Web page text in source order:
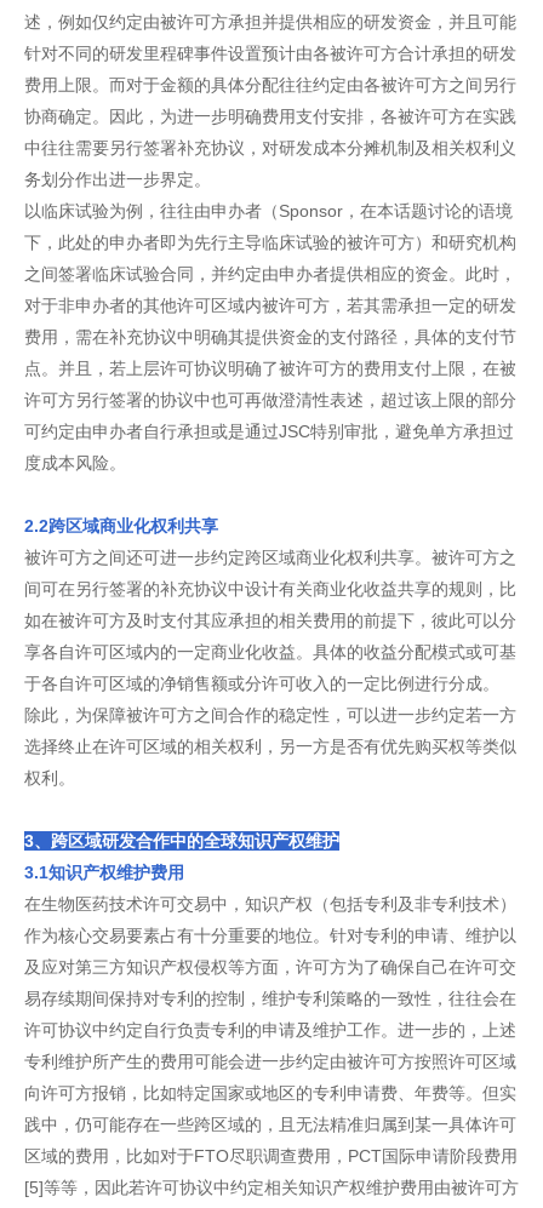
述，例如仅约定由被许可方承担并提供相应的研发资金，并且可能
针对不同的研发里程碑事件设置预计由各被许可方合计承担的研发
费用上限。而对于金额的具体分配往往约定由各被许可方之间另行
协商确定。因此，为进一步明确费用支付安排，各被许可方在实践
中往往需要另行签署补充协议，对研发成本分摊机制及相关权利义
务划分作出进一步界定。
以临床试验为例，往往由申办者（Sponsor，在本话题讨论的语境
下，此处的申办者即为先行主导临床试验的被许可方）和研究机构
之间签署临床试验合同，并约定由申办者提供相应的资金。此时，
对于非申办者的其他许可区域内被许可方，若其需承担一定的研发
费用，需在补充协议中明确其提供资金的支付路径，具体的支付节
点。并且，若上层许可协议明确了被许可方的费用支付上限，在被
许可方另行签署的协议中也可再做澄清性表述，超过该上限的部分
可约定由申办者自行承担或是通过JSC特别审批，避免单方承担过
度成本风险。
2.2跨区域商业化权利共享
被许可方之间还可进一步约定跨区域商业化权利共享。被许可方之
间可在另行签署的补充协议中设计有关商业化收益共享的规则，比
如在被许可方及时支付其应承担的相关费用的前提下，彼此可以分
享各自许可区域内的一定商业化收益。具体的收益分配模式或可基
于各自许可区域的净销售额或分许可收入的一定比例进行分成。
除此，为保障被许可方之间合作的稳定性，可以进一步约定若一方
选择终止在许可区域的相关权利，另一方是否有优先购买权等类似
权利。
3、跨区域研发合作中的全球知识产权维护
3.1知识产权维护费用
在生物医药技术许可交易中，知识产权（包括专利及非专利技术）
作为核心交易要素占有十分重要的地位。针对专利的申请、维护以
及应对第三方知识产权侵权等方面，许可方为了确保自己在许可交
易存续期间保持对专利的控制，维护专利策略的一致性，往往会在
许可协议中约定自行负责专利的申请及维护工作。进一步的，上述
专利维护所产生的费用可能会进一步约定由被许可方按照许可区域
向许可方报销，比如特定国家或地区的专利申请费、年费等。但实
践中，仍可能存在一些跨区域的，且无法精准归属到某一具体许可
区域的费用，比如对于FTO尽职调查费用，PCT国际申请阶段费用
[5]等等，因此若许可协议中约定相关知识产权维护费用由被许可方